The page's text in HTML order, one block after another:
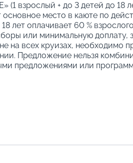
(1 взрослый + до 3 детей до 18
основное место в каюте по
лет оплачивает 60 %
или минимальную доплату,
на всех круизах, необходимо
Предложение нельзя
предложениями или